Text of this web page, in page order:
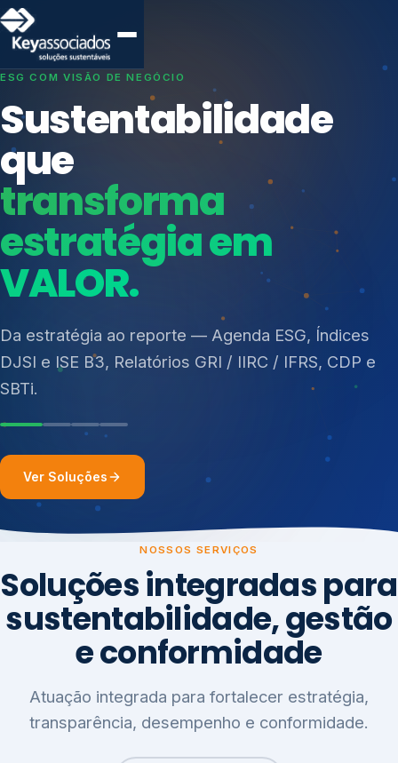
SISTEMAS DE GESTÃO OTIMIZADOS E INTEGRADOS
Conformidade que
protege seu
negócio.
Consultoria, auditoria e treinamentos em ISO 27001,
ISO 27701, ISO 42001, ISO 37001, ISO 9001, ISO
14001, ISO 45001, ONA e PNQ — Gestão de
resíduos sólidos (PGRS/PMGRS).
Índices de Mercado
Mudanças Climáticas
Reputação e Cadeia
Reporte Regulatório
Ver Soluções
NOSSOS SERVIÇOS
Soluções integradas para
sustentabilidade, gestão
e conformidade
Atuação integrada para fortalecer estratégia,
transparência, desempenho e conformidade.